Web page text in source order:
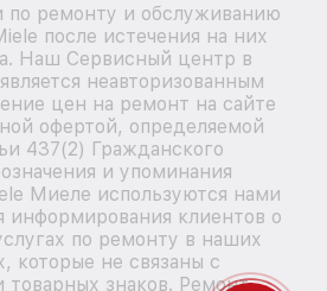
по ремонту и обслуживанию
после истечения на них
Наш Сервисный центр в
неавторизованным
цен на ремонт на сайте
офертой, определяемой
437(2) Гражданского
и упоминания
Миеле используются нами
информирования клиентов о
по ремонту в наших
которые не связаны с
товарных знаков. Ремонт